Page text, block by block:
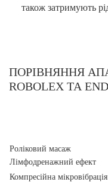
також затримують
ПОРІВНЯННЯ
ROBOLEX ТА
Роліковий масаж
Лімфодренажний ефект
Компресійна мікровібрація